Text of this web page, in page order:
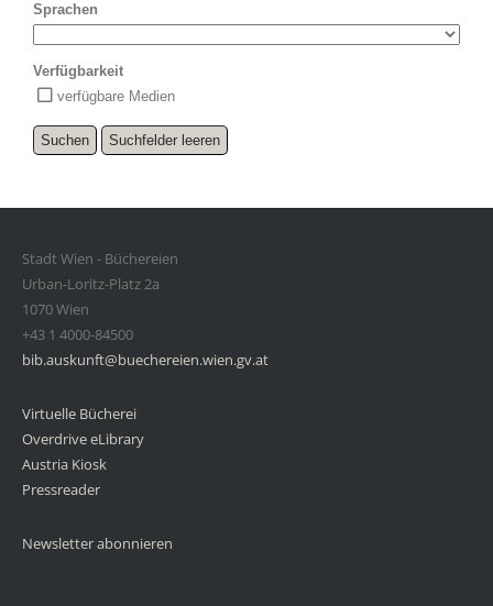
Sprachen
Verfügbarkeit
verfügbare Medien
Stadt Wien - Büchereien
Urban-Loritz-Platz 2a
1070 Wien
+43 1 4000-84500
bib.auskunft@buechereien.wien.gv.at
Virtuelle Bücherei
Overdrive eLibrary
Austria Kiosk
Pressreader
Newsletter abonnieren